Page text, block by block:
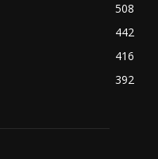
508
442
416
392